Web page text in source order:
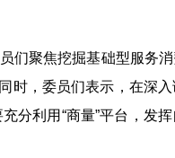
们聚焦挖掘基础型服务
时，委员们表示，在深
分利用“商量”平台，发